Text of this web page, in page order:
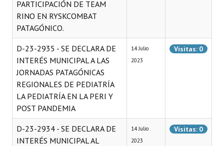
PARTICIPACIÓN DE TEAM
RINO EN RYSKCOMBAT
PATAGÓNICO.
D-23-2935 - SE DECLARA DE
INTERÉS MUNICIPAL A LAS
JORNADAS PATAGÓNICAS
REGIONALES DE PEDIATRÍA
LA PEDIATRÍA EN LA PERI Y
POST PANDEMIA
14 Julio
2023
Visitas: 0
D-23-2934 - SE DECLARA DE
INTERÉS MUNICIPAL AL
14 Julio
2023
Visitas: 0